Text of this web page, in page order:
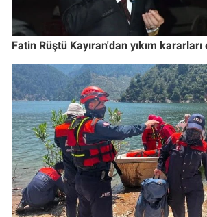
Fatin Rüştü Kayıran'dan yıkım